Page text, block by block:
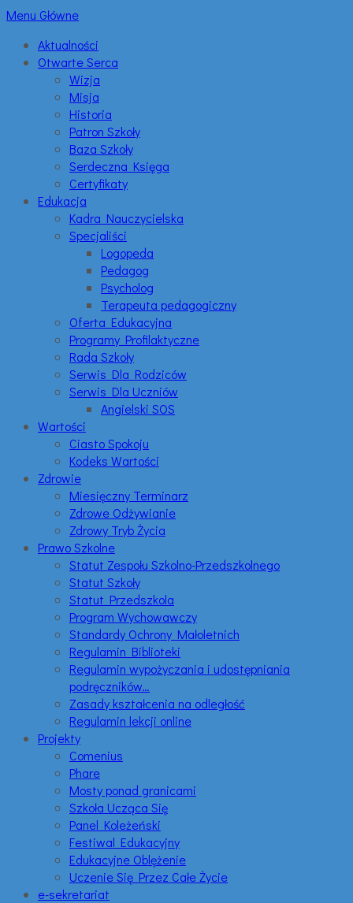
Menu Główne
Aktualności
Otwarte Serca
Wizja
Misja
Historia
Patron Szkoły
Baza Szkoły
Serdeczna Księga
Certyfikaty
Edukacja
Kadra Nauczycielska
Specjaliści
Logopeda
Pedagog
Psycholog
Terapeuta pedagogiczny
Oferta Edukacyjna
Programy Profilaktyczne
Rada Szkoły
Serwis Dla Rodziców
Serwis Dla Uczniów
Angielski SOS
Wartości
Ciasto Spokoju
Kodeks Wartości
Zdrowie
Miesięczny Terminarz
Zdrowe Odżywianie
Zdrowy Tryb Życia
Prawo Szkolne
Statut Zespołu Szkolno-Przedszkolnego
Statut Szkoły
Statut Przedszkola
Program Wychowawczy
Standardy Ochrony Małoletnich
Regulamin Biblioteki
Regulamin wypożyczania i udostępniania
podręczników…
Zasady kształcenia na odległość
Regulamin lekcji online
Projekty
Comenius
Phare
Mosty ponad granicami
Szkoła Ucząca Się
Panel Koleżeński
Festiwal Edukacyjny
Edukacyjne Oblężenie
Uczenie Się Przez Całe Życie
e-sekretariat